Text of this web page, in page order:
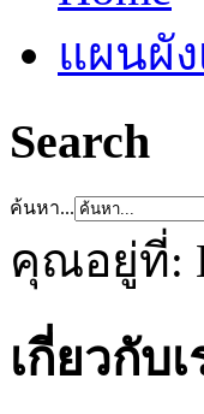
แผนผั
Search
ค้นหา...
คุณอยู่ที่:
เกี่ยวกับเ